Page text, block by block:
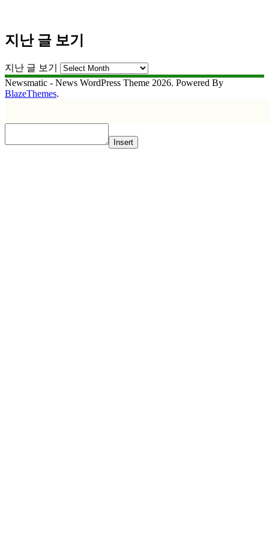
지난 글 보기
지난 글 보기
Newsmatic - News WordPress Theme 2026. Powered By
BlazeThemes.
Insert